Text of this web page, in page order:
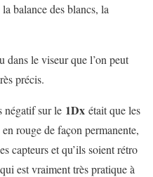
balance des blancs, la
le viseur que l’on peut
précis.
négatif sur le 1Dx était que les
rouge de façon permanente,
capteurs et qu’ils soient rétro
est vraiment très pratique à